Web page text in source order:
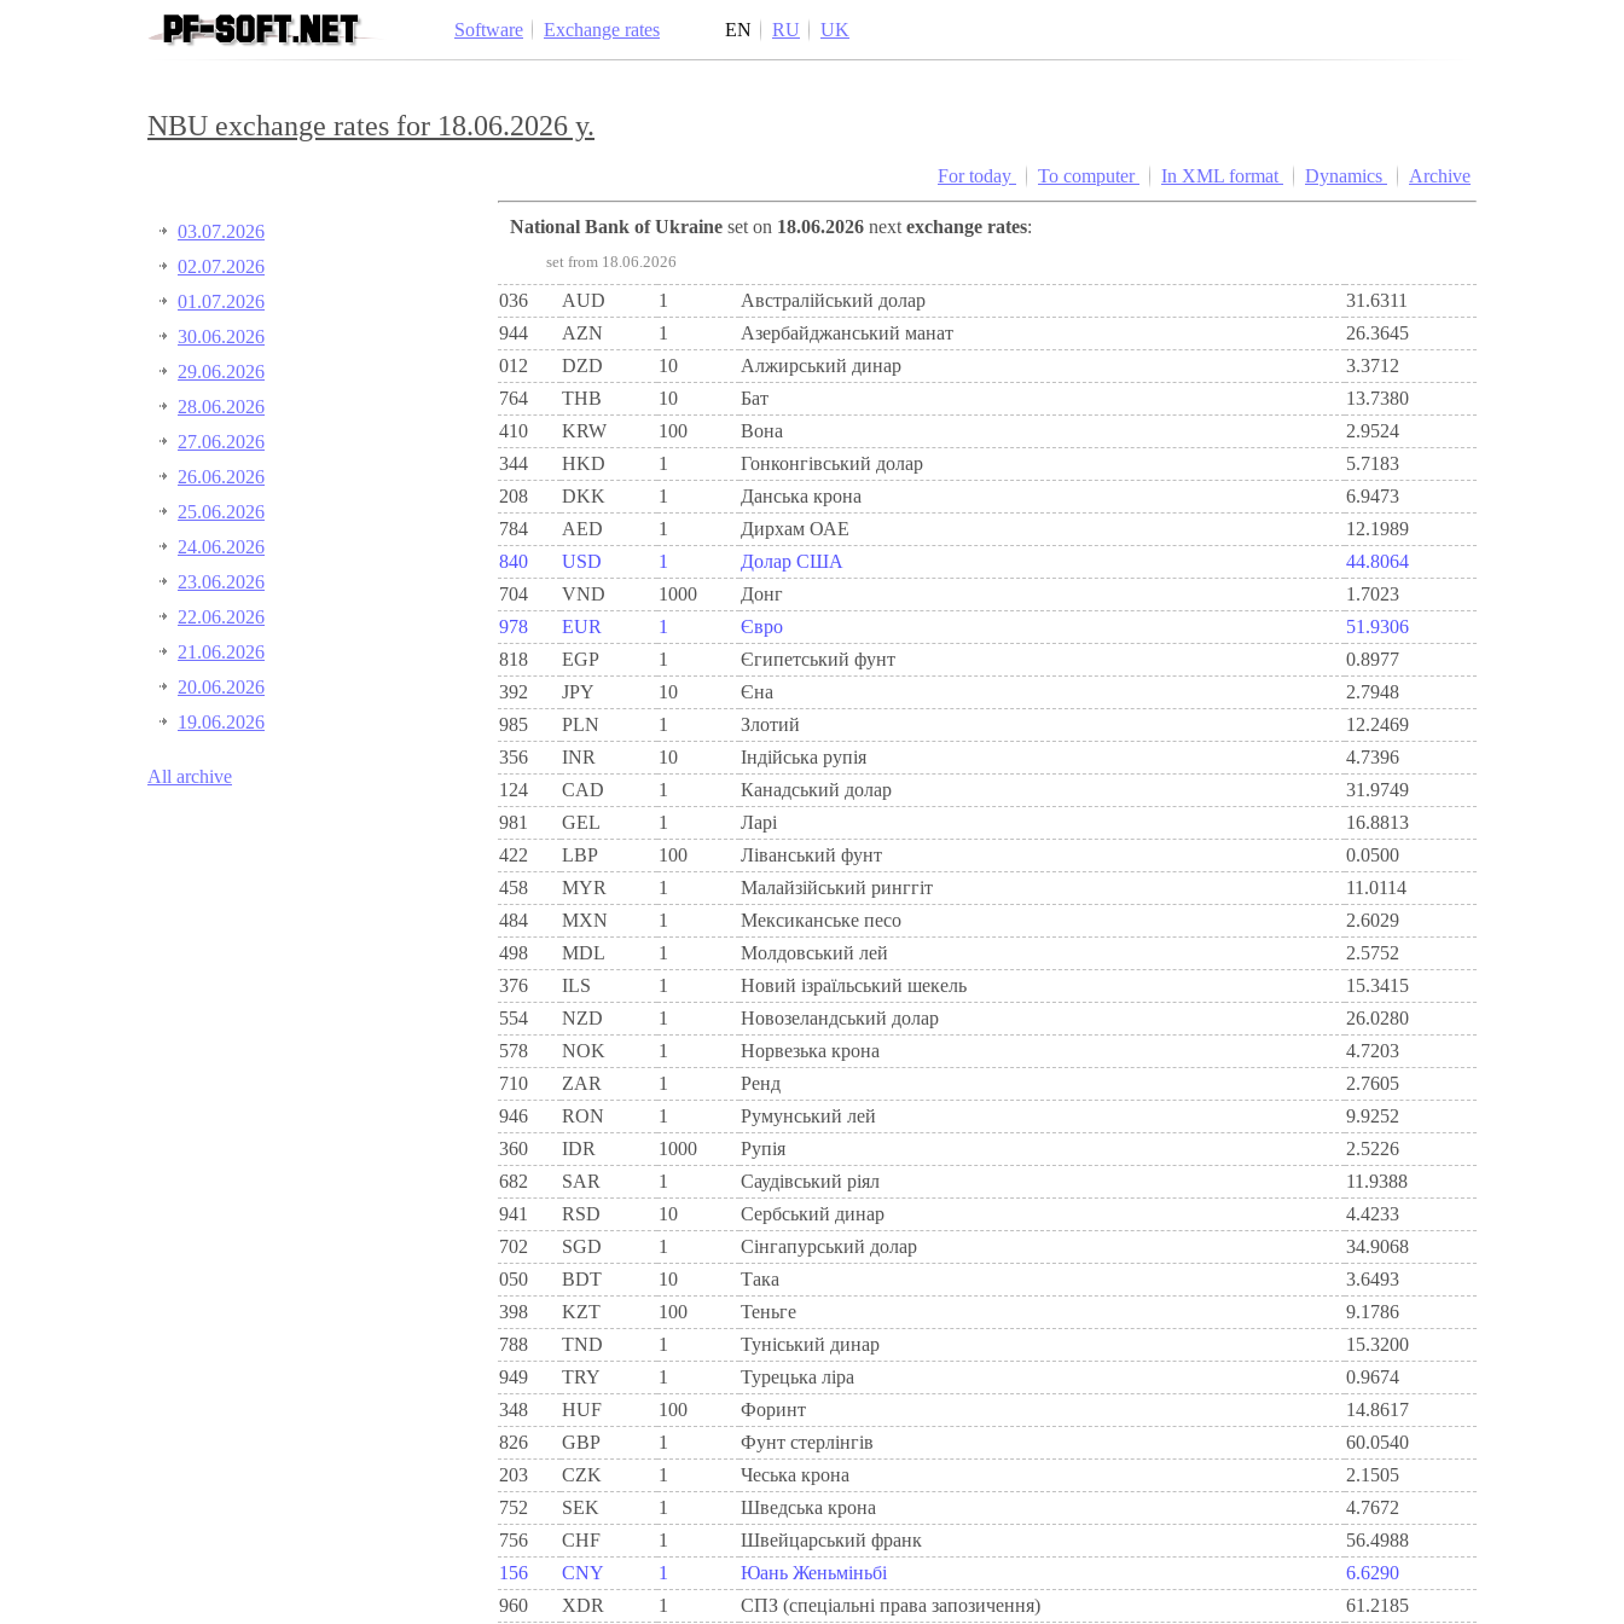
Software Exchange rates EN RU UK
NBU exchange rates for 18.06.2026 y.
03.07.2026
02.07.2026
01.07.2026
30.06.2026
29.06.2026
28.06.2026
27.06.2026
26.06.2026
25.06.2026
24.06.2026
23.06.2026
22.06.2026
21.06.2026
20.06.2026
19.06.2026
All archive
For today To computer In XML format Dynamics Archive
National Bank of Ukraine set on 18.06.2026 next exchange rates:
set from 18.06.2026
036 AUD 1 Австралійський долар
31.6311
944
AZN 1 Азербайджанський манат
26.3645
012
DZD 10 Алжирський динар
3.3712
764
THB 10 Бат
13.7380
410
KRW 100 Вона
2.9524
344
HKD 1 Гонконгівський долар
5.7183
208
DKK 1 Данська крона
6.9473
784
AED 1 Дирхам ОАЕ
12.1989
840
USD 1 Долар США
44.8064
704
VND 1000 Донг
1.7023
978
EUR 1 Євро
51.9306
818
EGP 1 Єгипетський фунт
0.8977
392
JPY 10 Єна
2.7948
985
PLN 1 Злотий
12.2469
356
INR 10 Індійська рупія
4.7396
124
CAD 1 Канадський долар
31.9749
981
GEL 1 Ларi
16.8813
422
LBP 100 Ліванський фунт
0.0500
458
MYR 1 Малайзійський ринггіт
11.0114
484
MXN 1 Мексиканське песо
2.6029
498
MDL 1 Молдовський лей
2.5752
376
ILS 1 Новий ізраїльський шекель
15.3415
554
NZD 1 Новозеландський долар
26.0280
578
NOK 1 Норвезька крона
4.7203
710
ZAR 1 Ренд
2.7605
946
RON 1 Румунський лей
9.9252
360
IDR 1000 Рупія
2.5226
682
SAR 1 Саудівський ріял
11.9388
941
RSD 10 Сербський динар
4.4233
702
SGD 1 Сінгапурський долар
34.9068
050
BDT 10 Така
3.6493
398
KZT 100 Теньге
9.1786
788
TND 1 Туніський динар
15.3200
949
TRY 1 Турецька ліра
0.9674
348
HUF 100 Форинт
14.8617
826
GBP 1 Фунт стерлінгів
60.0540
203
CZK 1 Чеська крона
2.1505
752
SEK 1 Шведська крона
4.7672
756
CHF 1 Швейцарський франк
56.4988
156
CNY 1 Юань Женьміньбі
6.6290
960
XDR 1 СПЗ (спеціальні права запозичення) 61.2185